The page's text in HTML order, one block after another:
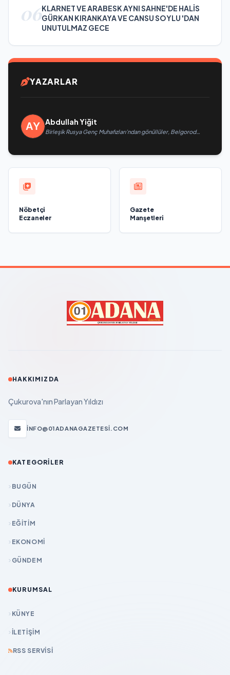
06KLARNET VE ARABESK AYNI SAHNE'DE HALİS
GÜRKAN KIRANKAYA VE CANSU SOYLU 'DAN
UNUTULMAZ GECE
YAZARLAR
Abdullah Yiğit
Birleşik Rusya Genç Muhafızları’ndan gönüllüler, Belgorod
Nöbetçi
Eczaneler
Gazete
Manşetleri
HAKKIMIZDA
Çukurova'nın Parlayan Yıldızı
INFO@01ADANAGAZETESI.COM
KATEGORILER
BUGÜN
DÜNYA
EĞİTİM
EKONOMİ
GÜNDEM
KURUMSAL
KÜNYE
İLETIŞIM
RSS SERVISI